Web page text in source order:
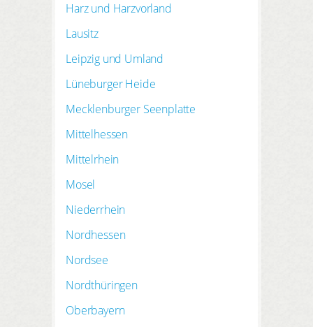
Harz und Harzvorland
Lausitz
Leipzig und Umland
Lüneburger Heide
Mecklenburger Seenplatte
Mittelhessen
Mittelrhein
Mosel
Niederrhein
Nordhessen
Nordsee
Nordthüringen
Oberbayern